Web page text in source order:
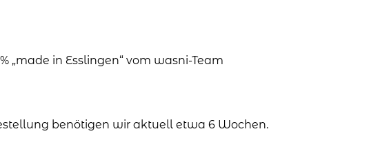
„made in Esslingen“ vom wasni-Team
benötigen wir aktuell etwa 6 Wochen.